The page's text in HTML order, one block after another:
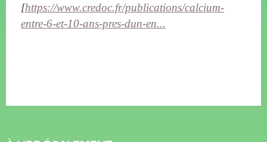
[https://www.credoc.fr/publications/calcium-
entre-6-et-10-ans-pres-dun-en...